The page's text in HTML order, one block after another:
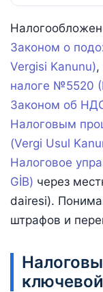
Законом о
Vergisi Kanunu),
налоге №5520
Законом об
Налоговым
(Vergi Usul
Налоговое
GİB) через
dairesi).
штрафов и